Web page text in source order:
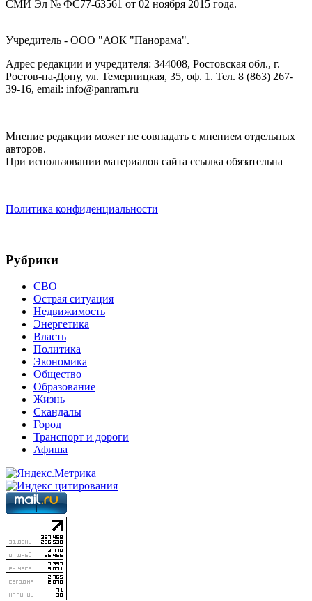
СМИ Эл № ФС77-63561 от 02 ноября 2015 года.
Учредитель - ООО "АОК "Панорама".
Адрес редакции и учредителя: 344008, Ростовская обл., г.
Ростов-на-Дону, ул. Темерницкая, 35, оф. 1. Тел. 8 (863) 267-
39-16, email: info@panram.ru
Мнение редакции может не совпадать с мнением отдельных
авторов.
При использовании материалов сайта ссылка обязательна
Политика конфиденциальности
Рубрики
СВО
Острая ситуация
Недвижимость
Энергетика
Власть
Политика
Экономика
Общество
Образование
Жизнь
Скандалы
Город
Транспорт и дороги
Афиша